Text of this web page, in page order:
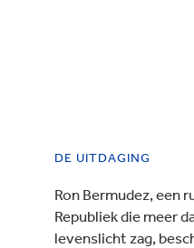
DE UITDAGING
Ron Bermudez, een
Republiek die meer
levenslicht zag,